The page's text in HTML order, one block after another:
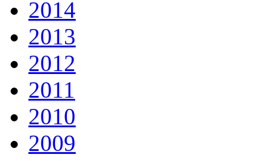
2014
2013
2012
2011
2010
2009